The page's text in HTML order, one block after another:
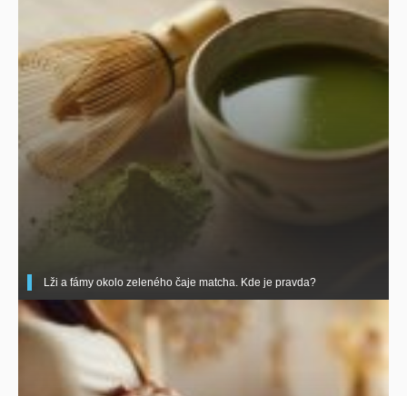
Lži a fámy okolo zeleného čaje matcha. Kde je pravda?